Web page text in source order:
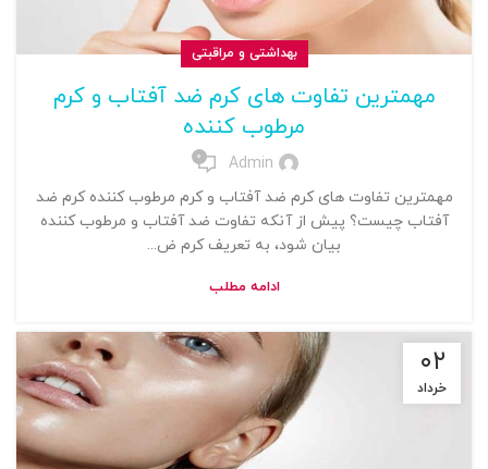
بهداشتی و مراقبتی
مهمترین تفاوت های کرم ضد آفتاب و کرم
مرطوب کننده
Admin
0
مهمترین تفاوت های کرم ضد آفتاب و کرم مرطوب کننده کرم ضد
آفتاب چیست؟ پیش از آنکه تفاوت ضد آفتاب و مرطوب کننده
بیان شود، به تعریف کرم ض...
ادامه مطلب
۰۲
خرداد